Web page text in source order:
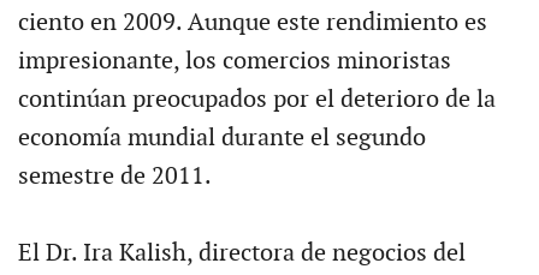
ciento en 2009. Aunque este rendimiento es
impresionante, los comercios minoristas
continúan preocupados por el deterioro de la
economía mundial durante el segundo
semestre de 2011.
El Dr. Ira Kalish, directora de negocios del